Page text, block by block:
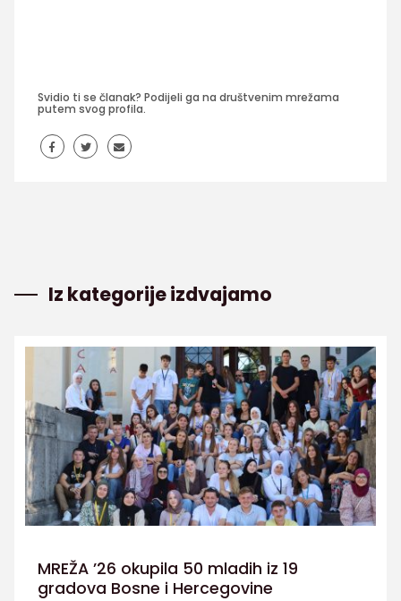
Svidio ti se članak? Podijeli ga na društvenim mrežama
putem svog profila.
Iz kategorije izdvajamo
MREŽA ’26 okupila 50 mladih iz 19
gradova Bosne i Hercegovine